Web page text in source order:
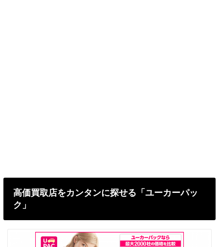
高価買取店をカンタンに探せる「ユーカーパッ
ク」